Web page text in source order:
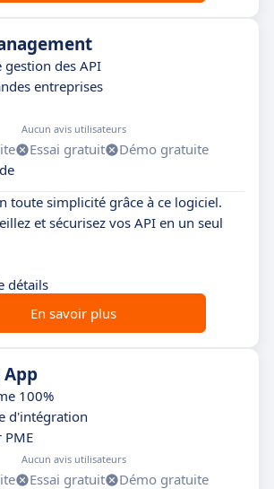
gestion des API
entreprises
Aucun avis utilisateurs
Essai gratuit
Démo gratuite
toute simplicité grâce à ce logiciel.
et sécurisez vos API en un seul
détails
En savoir plus
App
100%
d'intégration
PME
Aucun avis utilisateurs
Essai gratuit
Démo gratuite